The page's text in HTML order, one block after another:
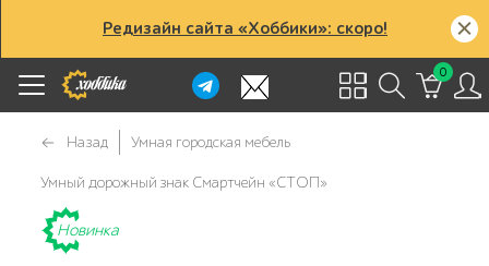
Редизайн сайта «Хоббики»: скоро!
0
Назад Умная городская мебель
Умный дорожный знак Смартчейн «СТОП»
Новинка